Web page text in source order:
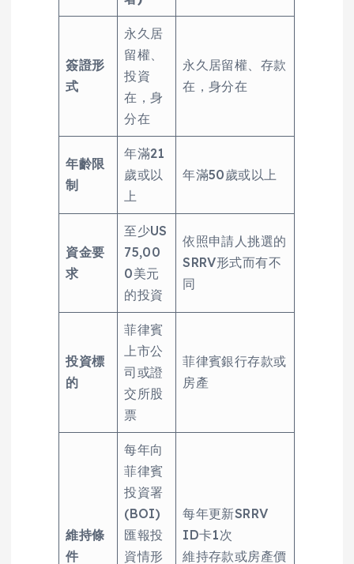
簽證形
式
永久居
留權、
投資
在，身
分在
永久居留權、存款
在，身分在
年齡限
制
年滿21
歲或以
上
年滿50歲或以上
資金要
求
至少US
75,00
0美元
的投資
依照申請人挑選的
SRRV形式而有不
同
投資標
的
菲律賓
上市公
司或證
交所股
票
菲律賓銀行存款或
房產
維持條
件
每年向
菲律賓
投資署
(BOI)
匯報投
資情形
每年更新SRRV
ID卡1次
維持存款或房產價